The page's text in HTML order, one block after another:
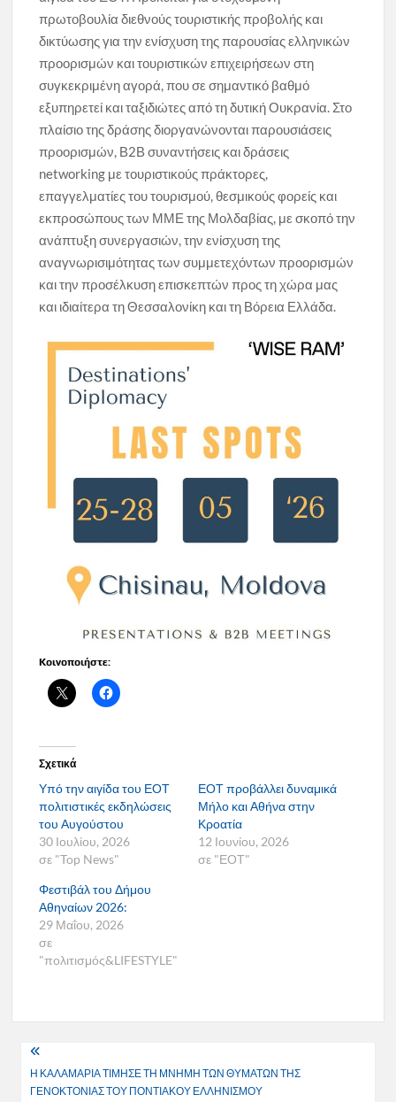
πρωτοβουλία διεθνούς τουριστικής προβολής και
δικτύωσης για την ενίσχυση της παρουσίας ελληνικών
προορισμών και τουριστικών επιχειρήσεων στη
συγκεκριμένη αγορά, που σε σημαντικό βαθμό
εξυπηρετεί και ταξιδιώτες από τη δυτική Ουκρανία. Στο
πλαίσιο της δράσης διοργανώνονται παρουσιάσεις
προορισμών, Β2Β συναντήσεις και δράσεις
networking με τουριστικούς πράκτορες,
επαγγελματίες του τουρισμού, θεσμικούς φορείς και
εκπροσώπους των ΜΜΕ της Μολδαβίας, με σκοπό την
ανάπτυξη συνεργασιών, την ενίσχυση της
αναγνωρισιμότητας των συμμετεχόντων προορισμών
και την προσέλκυση επισκεπτών προς τη χώρα μας
και ιδιαίτερα τη Θεσσαλονίκη και τη Βόρεια Ελλάδα.
Κοινοποιήστε:
Σχετικά
Υπό την αιγίδα του ΕΟΤ
πολιτιστικές εκδηλώσεις
του Αυγούστου
30 Ιουλίου, 2026
σε "Top News"
ΕΟΤ προβάλλει δυναμικά
Μήλο και Αθήνα στην
Κροατία
12 Ιουνίου, 2026
σε "ΕΟΤ"
Φεστιβάλ του Δήμου
Αθηναίων 2026:
29 Μαΐου, 2026
σε
"πολιτισμός&LIFESTYLE"
Πλοήγηση
άρθρων
Η ΚΑΛΑΜΑΡΙΑ ΤΙΜΗΣΕ ΤΗ ΜΝΗΜΗ ΤΩΝ ΘΥΜΑΤΩΝ ΤΗΣ
ΓΕΝΟΚΤΟΝΙΑΣ ΤΟΥ ΠΟΝΤΙΑΚΟΥ ΕΛΛΗΝΙΣΜΟΥ